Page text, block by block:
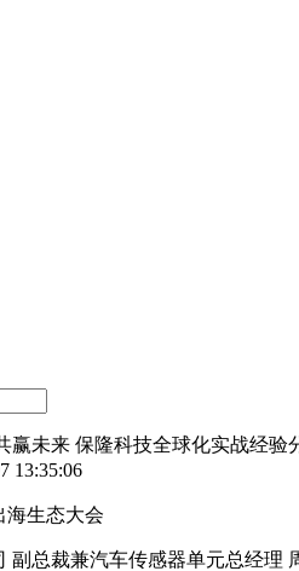
赢未来 保隆科技全球化实战经验
13:35:06
海生态大会
副总裁兼汽车传感器单元总经